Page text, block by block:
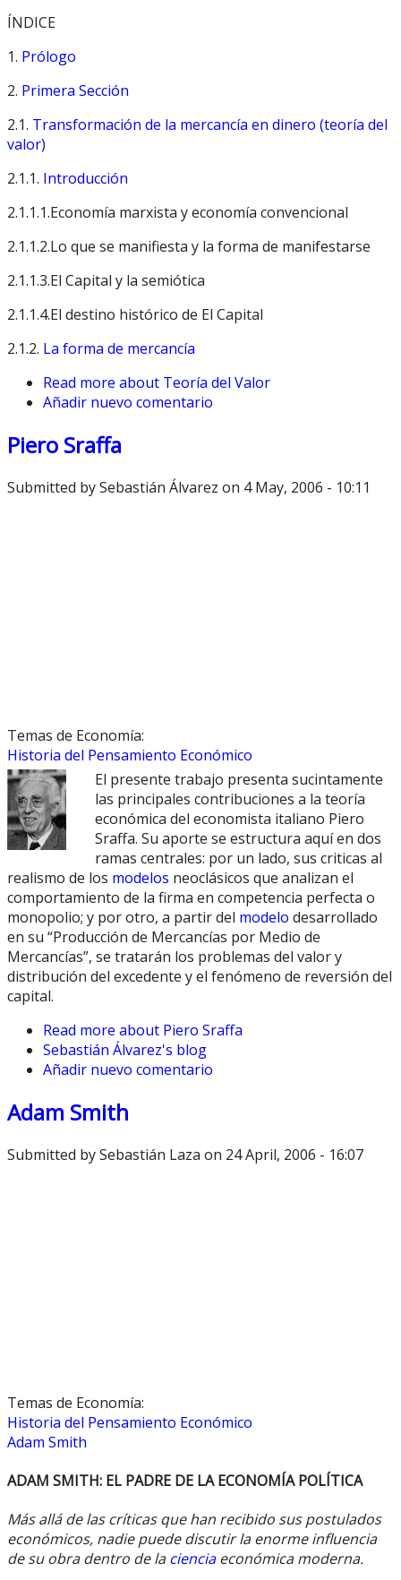
ÍNDICE
1. Prólogo
2. Primera Sección
2.1. Transformación de la mercancía en dinero (teoría del
valor)
2.1.1. Introducción
2.1.1.1.Economía marxista y economía convencional
2.1.1.2.Lo que se manifiesta y la forma de manifestarse
2.1.1.3.El Capital y la semiótica
2.1.1.4.El destino histórico de El Capital
2.1.2. La forma de mercancía
Read more about Teoría del Valor
Añadir nuevo comentario
Piero Sraffa
Submitted bySebastián Álvarez on 4 May, 2006 - 10:11
Temas de Economía:
Historia del Pensamiento Económico
El presente trabajo presenta sucintamente
las principales contribuciones a la teoría
económica del economista italiano Piero
Sraffa. Su aporte se estructura aquí en dos
ramas centrales: por un lado, sus criticas al
realismo de los modelos neoclásicos que analizan el
comportamiento de la firma en competencia perfecta o
monopolio; y por otro, a partir del modelo desarrollado
en su “Producción de Mercancías por Medio de
Mercancías”, se tratarán los problemas del valor y
distribución del excedente y el fenómeno de reversión del
capital.
Read more about Piero Sraffa
Sebastián Álvarez's blog
Añadir nuevo comentario
Adam Smith
Submitted bySebastián Laza on 24 April, 2006 - 16:07
Temas de Economía:
Historia del Pensamiento Económico
Adam Smith
ADAM SMITH: EL PADRE DE LA ECONOMÍA POLÍTICA
Más allá de las críticas que han recibido sus postulados
económicos, nadie puede discutir la enorme influencia
de su obra dentro de lacienciaeconómica moderna.